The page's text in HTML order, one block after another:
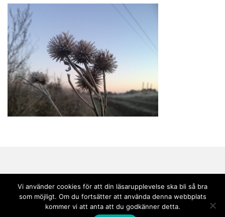
Copyright © 2020 Andebark | Tema avColorlibdrivs med WordPress
Vi använder cookies för att din läsarupplevelse ska bli så bra
som möjligt. Om du fortsätter att använda denna webbplats
kommer vi att anta att du godkänner detta.